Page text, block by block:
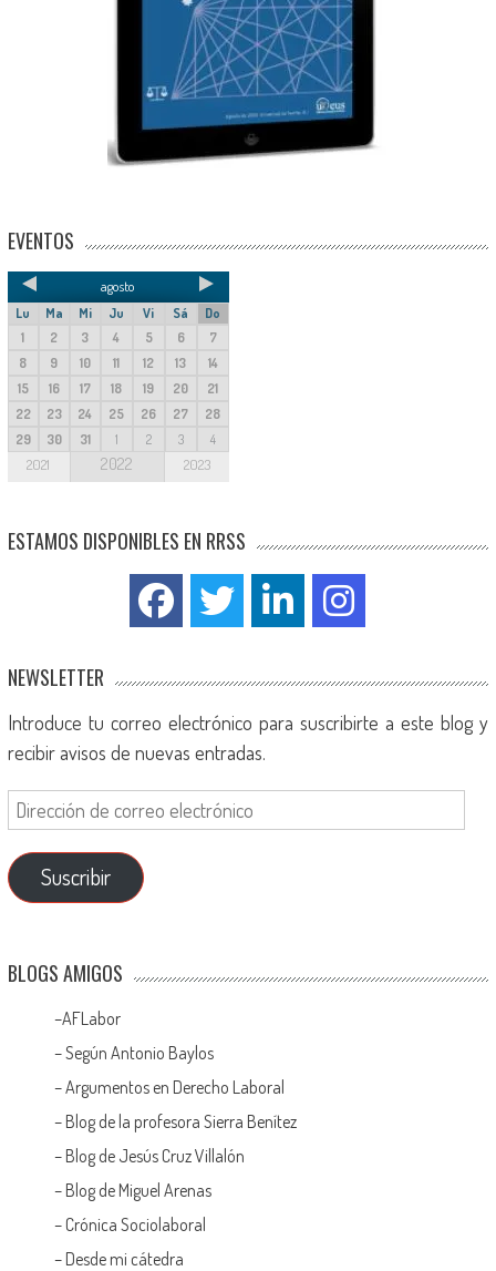
EVENTOS
agosto
Lu Ma Mi Ju Vi Sá
Do
1
2 3 4 5 6
7
8
9 10 11 12 13
14
15
16 17 18 19 20
21
22
23 24 25 26 27
28
29
30 31 1 2 3 4
2021 2022 2023
ESTAMOS DISPONIBLES EN RRSS
NEWSLETTER
Introduce tu correo electrónico para suscribirte a este blog y
recibir avisos de nuevas entradas.
Suscribir
BLOGS AMIGOS
–AFLabor
– Según Antonio Baylos
–Argumentos en Derecho Laboral
– Blog de la profesora Sierra Benítez
– Blog de Jesús Cruz Villalón
– Blog de Miguel Arenas
– Crónica Sociolaboral
– Desde mi cátedra